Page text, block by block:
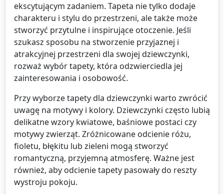
ekscytującym zadaniem. Tapeta nie tylko dodaje
charakteru i stylu do przestrzeni, ale także może
stworzyć przytulne i inspirujące otoczenie. Jeśli
szukasz sposobu na stworzenie przyjaznej i
atrakcyjnej przestrzeni dla swojej dziewczynki,
rozważ wybór tapety, która odzwierciedla jej
zainteresowania i osobowość.
Przy wyborze tapety dla dziewczynki warto zwrócić
uwagę na motywy i kolory. Dziewczynki często lubią
delikatne wzory kwiatowe, baśniowe postaci czy
motywy zwierząt. Zróżnicowane odcienie różu,
fioletu, błękitu lub zieleni mogą stworzyć
romantyczną, przyjemną atmosferę. Ważne jest
również, aby odcienie tapety pasowały do reszty
wystroju pokoju.